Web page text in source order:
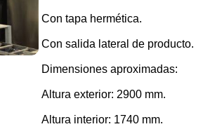
Con tapa hermética.
Con salida lateral de producto.
Dimensiones aproximadas:
Altura exterior: 2900 mm.
Altura interior: 1740 mm.